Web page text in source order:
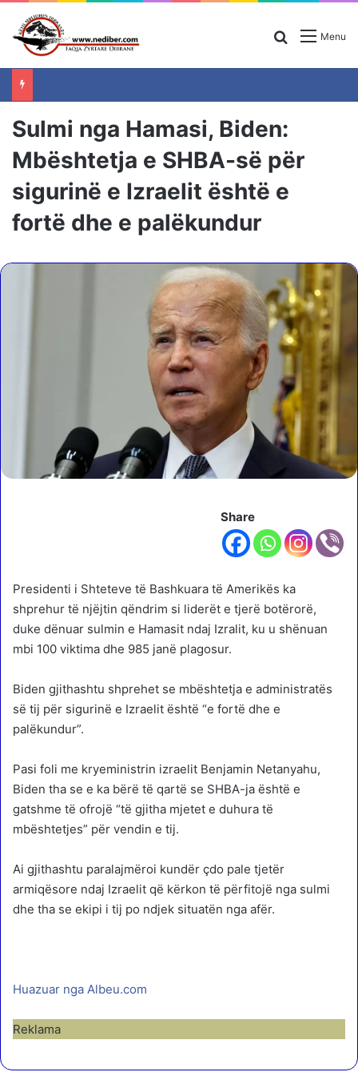
Menu
Search for
Sulmi nga Hamasi, Biden:
Mbështetja e SHBA-së për
sigurinë e Izraelit është e
fortë dhe e palëkundur
Share
Presidenti i Shteteve të Bashkuara të Amerikës ka
shprehur të njëjtin qëndrim si liderët e tjerë botërorë,
duke dënuar sulmin e Hamasit ndaj Izralit, ku u shënuan
mbi 100 viktima dhe 985 janë plagosur.
Biden gjithashtu shprehet se mbështetja e administratës
së tij për sigurinë e Izraelit është “e fortë dhe e
palëkundur”.
Pasi foli me kryeministrin izraelit Benjamin Netanyahu,
Biden tha se e ka bërë të qartë se SHBA-ja është e
gatshme të ofrojë “të gjitha mjetet e duhura të
mbështetjes” për vendin e tij.
Ai gjithashtu paralajmëroi kundër çdo pale tjetër
armiqësore ndaj Izraelit që kërkon të përfitojë nga sulmi
dhe tha se ekipi i tij po ndjek situatën nga afër.
Huazuar nga Albeu.com
Reklama